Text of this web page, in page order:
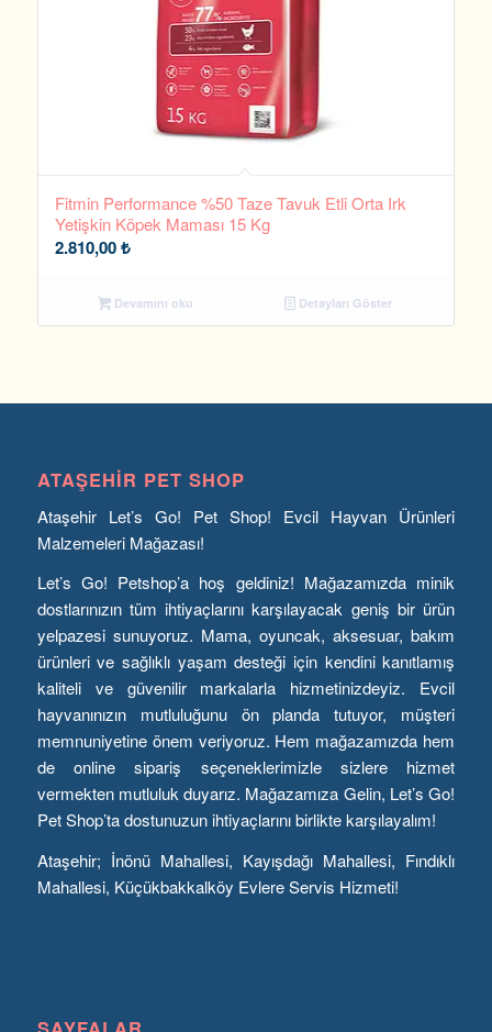
Fitmin Performance %50 Taze Tavuk Etli Orta Irk
Yetişkin Köpek Maması 15 Kg
2.810,00₺
Devamını oku Detayları Göster
ATAŞEHIR PET SHOP
Ataşehir Let’s Go! Pet Shop! Evcil Hayvan Ürünleri
Malzemeleri Mağazası!
Let’s Go! Petshop’a hoş geldiniz! Mağazamızda minik
dostlarınızın tüm ihtiyaçlarını karşılayacak geniş bir ürün
yelpazesi sunuyoruz. Mama, oyuncak, aksesuar, bakım
ürünleri ve sağlıklı yaşam desteği için kendini kanıtlamış
kaliteli ve güvenilir markalarla hizmetinizdeyiz. Evcil
hayvanınızın mutluluğunu ön planda tutuyor, müşteri
memnuniyetine önem veriyoruz. Hem mağazamızda hem
de online sipariş seçeneklerimizle sizlere hizmet
vermekten mutluluk duyarız. Mağazamıza Gelin, Let’s Go!
Pet Shop’ta dostunuzun ihtiyaçlarını birlikte karşılayalım!
Ataşehir; İnönü Mahallesi, Kayışdağı Mahallesi, Fındıklı
Mahallesi, Küçükbakkalköy Evlere Servis Hizmeti!